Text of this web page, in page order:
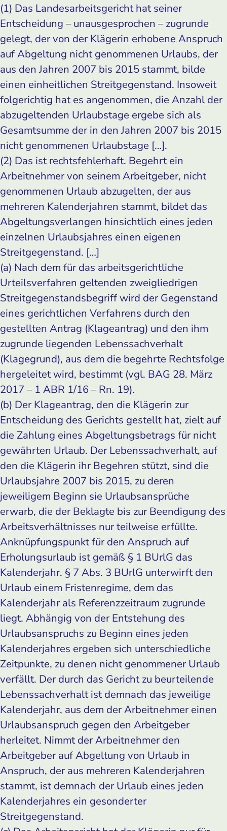
(1) Das Landesarbeitsgericht hat seiner
Entscheidung – unausgesprochen – zugrunde
gelegt, der von der Klägerin erhobene Anspruch
auf Abgeltung nicht genommenen Urlaubs, der
aus den Jahren 2007 bis 2015 stammt, bilde
einen einheitlichen Streitgegenstand. Insoweit
folgerichtig hat es angenommen, die Anzahl der
abzugeltenden Urlaubstage ergebe sich als
Gesamtsumme der in den Jahren 2007 bis 2015
nicht genommenen Urlaubstage […].
(2) Das ist rechtsfehlerhaft. Begehrt ein
Arbeitnehmer von seinem Arbeitgeber, nicht
genommenen Urlaub abzugelten, der aus
mehreren Kalenderjahren stammt, bildet das
Abgeltungsverlangen hinsichtlich eines jeden
einzelnen Urlaubsjahres einen eigenen
Streitgegenstand. […]
(a) Nach dem für das arbeitsgerichtliche
Urteilsverfahren geltenden zweigliedrigen
Streitgegenstandsbegriff wird der Gegenstand
eines gerichtlichen Verfahrens durch den
gestellten Antrag (Klageantrag) und den ihm
zugrunde liegenden Lebenssachverhalt
(Klagegrund), aus dem die begehrte Rechtsfolge
hergeleitet wird, bestimmt (vgl. BAG 28. März
2017 – 1 ABR 1/16 – Rn. 19).
(b) Der Klageantrag, den die Klägerin zur
Entscheidung des Gerichts gestellt hat, zielt auf
die Zahlung eines Abgeltungsbetrags für nicht
gewährten Urlaub. Der Lebenssachverhalt, auf
den die Klägerin ihr Begehren stützt, sind die
Urlaubsjahre 2007 bis 2015, zu deren
jeweiligem Beginn sie Urlaubsansprüche
erwarb, die der Beklagte bis zur Beendigung des
Arbeitsverhältnisses nur teilweise erfüllte.
Anknüpfungspunkt für den Anspruch auf
Erholungsurlaub ist gemäß § 1 BUrlG das
Kalenderjahr. § 7 Abs. 3 BUrlG unterwirft den
Urlaub einem Fristenregime, dem das
Kalenderjahr als Referenzzeitraum zugrunde
liegt. Abhängig von der Entstehung des
Urlaubsanspruchs zu Beginn eines jeden
Kalenderjahres ergeben sich unterschiedliche
Zeitpunkte, zu denen nicht genommener Urlaub
verfällt. Der durch das Gericht zu beurteilende
Lebenssachverhalt ist demnach das jeweilige
Kalenderjahr, aus dem der Arbeitnehmer einen
Urlaubsanspruch gegen den Arbeitgeber
herleitet. Nimmt der Arbeitnehmer den
Arbeitgeber auf Abgeltung von Urlaub in
Anspruch, der aus mehreren Kalenderjahren
stammt, ist demnach der Urlaub eines jeden
Kalenderjahres ein gesonderter
Streitgegenstand.